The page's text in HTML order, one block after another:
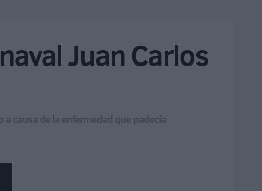
Juan Carlos
causa de la enfermedad que padecía